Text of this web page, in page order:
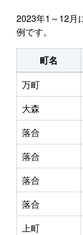
2023年1～12月
例です。
町名
万町
大森
落合
落合
落合
落合
上町